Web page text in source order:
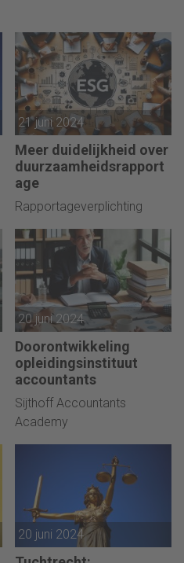
21 juni 2024
Meer duidelijkheid over
duurzaamheidsrapport
age
Rapportageverplichting
20 juni 2024
Doorontwikkeling
opleidingsinstituut
accountants
Sijthoff Accountants
Academy
20 juni 2024